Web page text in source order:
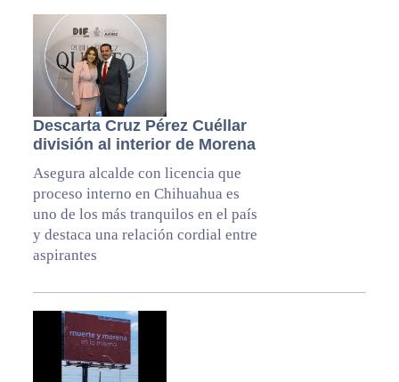
Descarta Cruz Pérez Cuéllar
división al interior de Morena
Asegura alcalde con licencia que
proceso interno en Chihuahua es
uno de los más tranquilos en el país
y destaca una relación cordial entre
aspirantes